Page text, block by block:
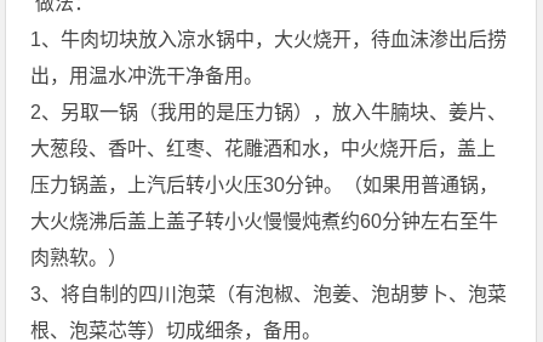
1、牛肉切块放入凉水锅中，大火烧开，待血沫渗出后捞
出，用温水冲洗干净备用。
2、另取一锅（我用的是压力锅），放入牛腩块、姜片、
大葱段、香叶、红枣、花雕酒和水，中火烧开后，盖上
压力锅盖，上汽后转小火压30分钟。（如果用普通锅，
大火烧沸后盖上盖子转小火慢慢炖煮约60分钟左右至牛
肉熟软。）
3、将自制的四川泡菜（有泡椒、泡姜、泡胡萝卜、泡菜
根、泡菜芯等）切成细条，备用。